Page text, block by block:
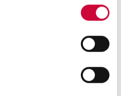
в том числе путем
над ответственным
поставок. Мы